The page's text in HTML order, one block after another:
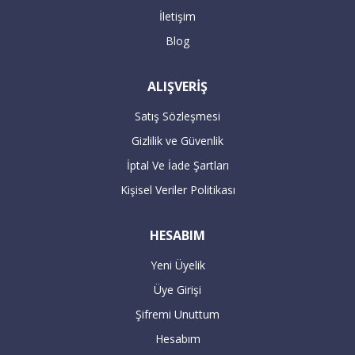
siparişleriniz takip eden bir sonraki gün
kargolanmaktadır.
Havale / EFT ile yapacağınız alışverişlerde,
geçmesiyle teslimat süresi başlar. 7 iş
günü içerisinde hesaba geçmeyen havale
İletişim
Blog
ALIŞVERİŞ
Satış Sözleşmesi
Gizlilik ve Güvenlik
İptal Ve İade Şartları
Kişisel Veriler Politikası
HESABIM
Yeni Üyelik
Üye Girişi
Şifremi Unuttum
Hesabım